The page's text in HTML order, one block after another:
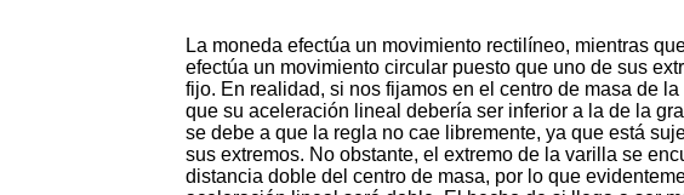
La moneda efectúa un movimiento rectilíneo, mientras
efectúa un movimiento circular puesto que uno de sus
fijo. En realidad, si nos fijamos en el centro de masa de
que su aceleración lineal debería ser inferior a la de la
se debe a que la regla no cae libremente, ya que está
sus extremos. No obstante, el extremo de la varilla se
distancia doble del centro de masa, por lo que